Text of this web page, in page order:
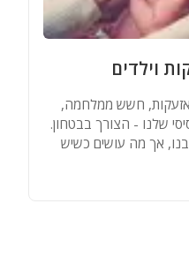
וילדים
אזעקות, חשש ממלחמה,
שלנו - הצורך בבטחון.
אך מה עושים כשיש